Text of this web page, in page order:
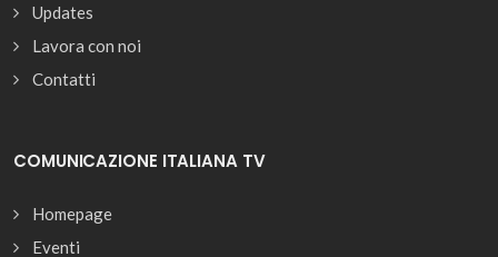
Updates
Lavora con noi
Contatti
COMUNICAZIONE ITALIANA TV
Homepage
Eventi